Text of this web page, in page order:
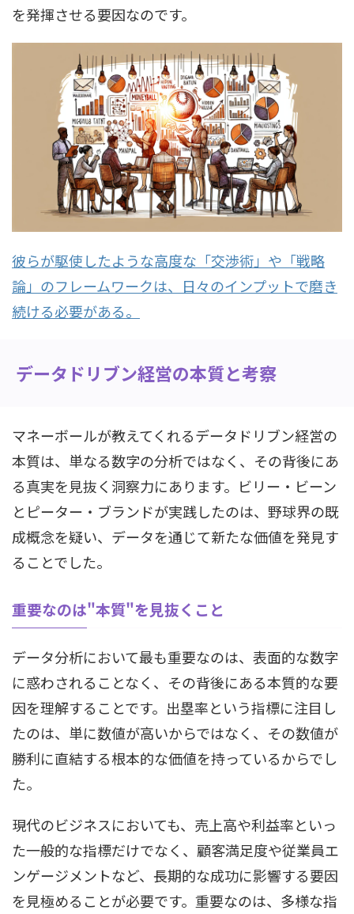
を発揮させる要因なのです。
彼らが駆使したような高度な「交渉術」や「戦略
論」のフレームワークは、日々のインプットで磨き
続ける必要がある。
データドリブン経営の本質と考察
マネーボールが教えてくれるデータドリブン経営の
本質は、単なる数字の分析ではなく、その背後にあ
る真実を見抜く洞察力にあります。ビリー・ビーン
とピーター・ブランドが実践したのは、野球界の既
成概念を疑い、データを通じて新たな価値を発見す
ることでした。
重要なのは"本質"を見抜くこと
データ分析において最も重要なのは、表面的な数字
に惑わされることなく、その背後にある本質的な要
因を理解することです。出塁率という指標に注目し
たのは、単に数値が高いからではなく、その数値が
勝利に直結する根本的な価値を持っているからでし
た。
現代のビジネスにおいても、売上高や利益率といっ
た一般的な指標だけでなく、顧客満足度や従業員エ
ンゲージメントなど、長期的な成功に影響する要因
を見極めることが必要です。重要なのは、多様な指